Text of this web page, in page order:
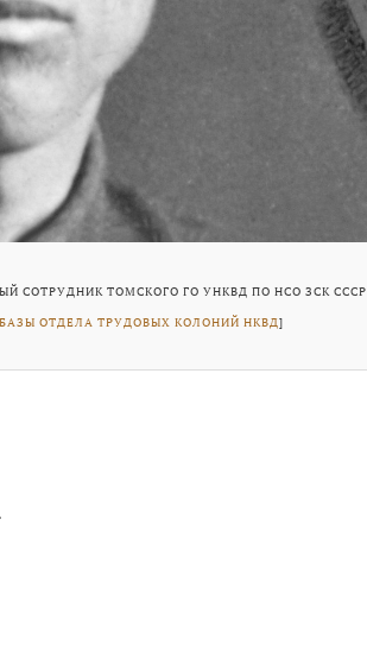
СОТРУДНИК ТОМСКОГО ГО УНКВД ПО НСО ЗСК СССР
ОТДЕЛА ТРУДОВЫХ КОЛОНИЙ НКВД]